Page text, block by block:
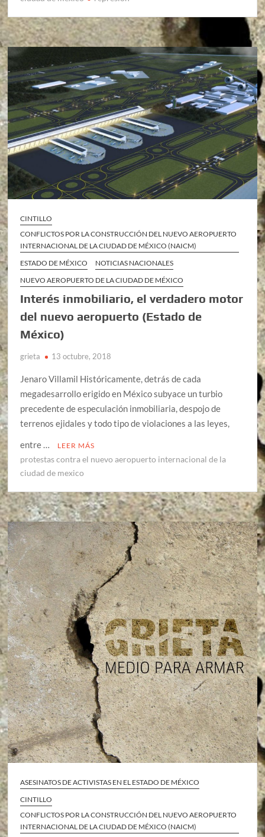
CINTILLO
CONFLICTOS POR LA CONSTRUCCIÓN DEL NUEVO AEROPUERTO
INTERNACIONAL DE LA CIUDAD DE MÉXICO (NAICM)
ESTADO DE MÉXICO
NOTICIAS NACIONALES
NUEVO AEROPUERTO DE LA CIUDAD DE MÉXICO
Interés inmobiliario, el verdadero motor
del nuevo aeropuerto (Estado de
México)
grieta 13 octubre, 2018
Jenaro Villamil Históricamente, detrás de cada
megadesarrollo erigido en México subyace un turbio
precedente de especulación inmobiliaria, despojo de
terrenos ejidales y todo tipo de violaciones a las leyes,
entre …
LEER MÁS
protestas contra el nuevo aeropuerto internacional de la
ciudad de mexico
ASESINATOS DE ACTIVISTAS EN EL ESTADO DE MÉXICO
CINTILLO
CONFLICTOS POR LA CONSTRUCCIÓN DEL NUEVO AEROPUERTO
INTERNACIONAL DE LA CIUDAD DE MÉXICO (NAICM)